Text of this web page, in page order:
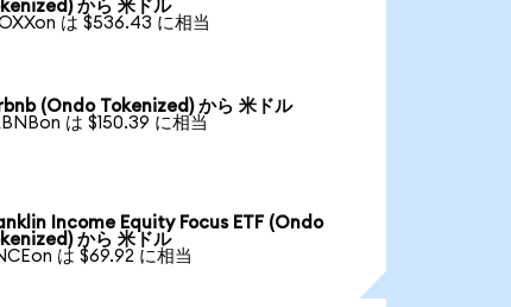
から 米ドル
は $536.43 に相当
(Ondo Tokenized) から 米ドル
は $150.39 に相当
Income Equity Focus ETF (Ondo
から 米ドル
は $69.92 に相当